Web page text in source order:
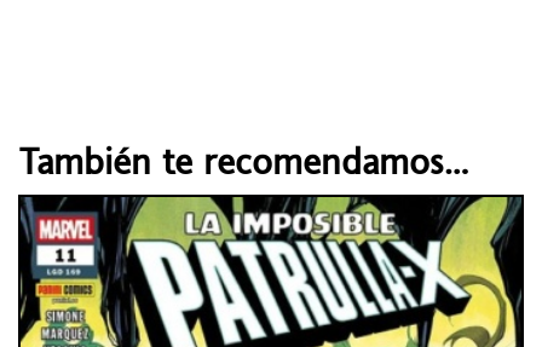
También te recomendamos…